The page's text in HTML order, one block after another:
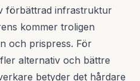
förbättrad infrastruktur
kommer troligen
och prispress. För
alternativ och bättre
betyder det hårdare